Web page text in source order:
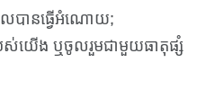
បានធ្វើអំណោយ;
ស់យើង ឬចូលរួមជាមួយធាតុផ្សំ